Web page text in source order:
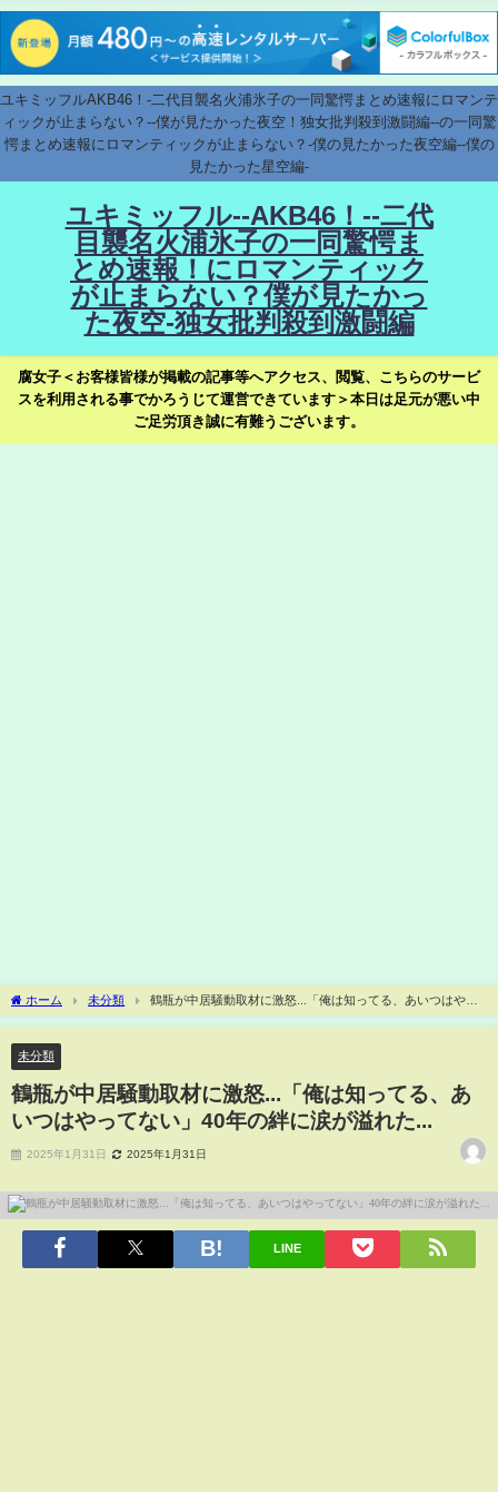
ユキミッフルAKB46！-二代目襲名火浦氷子の一同驚愕まとめ速報にロマンテ
ィックが止まらない？--僕が見たかった夜空！独女批判殺到激闘編--の一同驚
愕まとめ速報にロマンティックが止まらない？-僕の見たかった夜空編--僕の
見たかった星空編-
ユキミッフル--AKB46！--二代
目襲名火浦氷子の一同驚愕ま
とめ速報！にロマンティック
が止まらない？僕が見たかっ
た夜空-独女批判殺到激闘編
腐女子＜お客様皆様が掲載の記事等へアクセス、閲覧、こちらのサービ
スを利用される事でかろうじて運営できています＞本日は足元が悪い中
ご足労頂き誠に有難うございます。
ホーム 未分類
鶴瓶が中居騒動取材に激怒...「俺は知ってる、あいつはやっ
てない」40年の絆に涙が溢れた...
未分類
鶴瓶が中居騒動取材に激怒...「俺は知ってる、あ
いつはやってない」40年の絆に涙が溢れた...
2025年1月31日 2025年1月31日
LINE